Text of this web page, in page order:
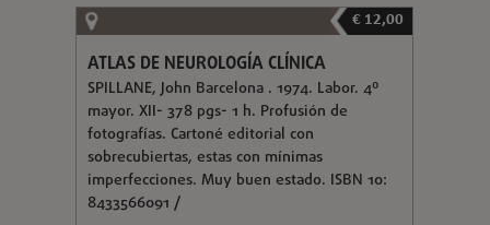
€ 12,00
ATLAS DE NEUROLOGÍA CLÍNICA
SPILLANE, John Barcelona . 1974. Labor. 4º
mayor. XII- 378 pgs- 1 h. Profusión de
fotografías. Cartoné editorial con
sobrecubiertas, estas con mínimas
imperfecciones. Muy buen estado. ISBN 10:
8433566091 /